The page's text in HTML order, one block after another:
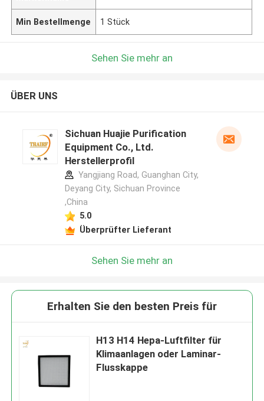
Min Bestellmenge 1 Stück
Sehen Sie mehr an
ÜBER UNS
Sichuan Huajie Purification
Equipment Co., Ltd.
Herstellerprofil
Yangjiang Road, Guanghan City,
Deyang City, Sichuan Province
,China
5.0
Überprüfter Lieferant
Sehen Sie mehr an
Erhalten Sie den besten Preis für
H13 H14 Hepa-Luftfilter für
Klimaanlagen oder Laminar-
Flusskappe